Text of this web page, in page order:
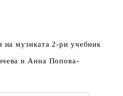
музиката 2-ри учебник
и Анна Попова-